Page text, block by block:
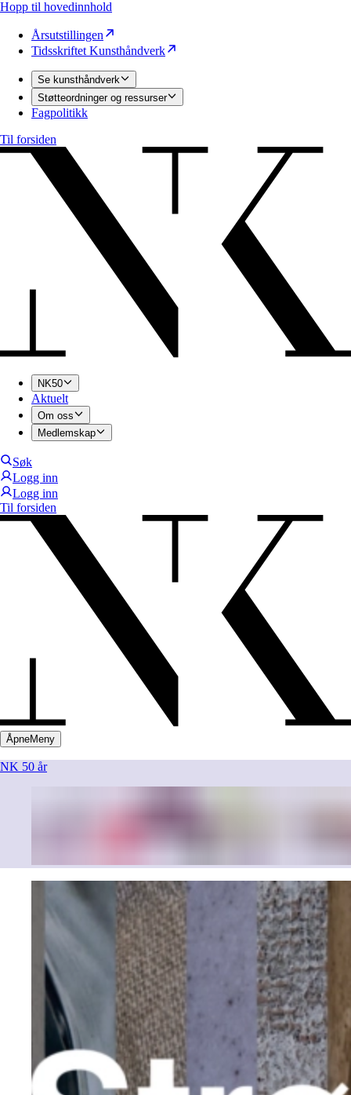
Hopp til hovedinnhold
Årsutstillingen
Tidsskriftet Kunsthåndverk
Se kunsthåndverk
Støtteordninger og ressurser
Fagpolitikk
Til forsiden
NK50
Aktuelt
Om oss
Medlemskap
Søk
Logg inn
Logg inn
Til forsiden
ÅpneMeny
NK 50 år